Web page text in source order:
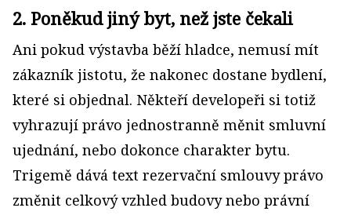
2. Poněkud jiný byt, než jste čekali
Ani pokud výstavba běží hladce, nemusí mít
zákazník jistotu, že nakonec dostane bydlení,
které si objednal. Někteří developeři si totiž
vyhrazují právo jednostranně měnit smluvní
ujednání, nebo dokonce charakter bytu.
Trigemě dává text rezervační smlouvy právo
změnit celkový vzhled budovy nebo právní